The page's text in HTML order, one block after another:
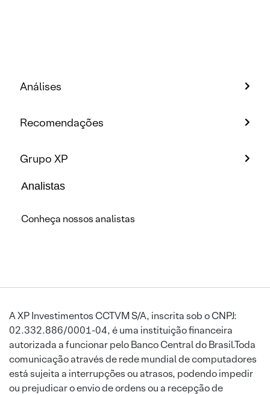
Análises
Recomendações
Grupo XP
Analistas
Conheça nossos analistas
A XP Investimentos CCTVM S/A, inscrita sob o CNPJ:
02.332.886/0001-04, é uma instituição financeira
autorizada a funcionar pelo Banco Central do Brasil.Toda
comunicação através de rede mundial de computadores
está sujeita a interrupções ou atrasos, podendo impedir
ou prejudicar o envio de ordens ou a recepção de